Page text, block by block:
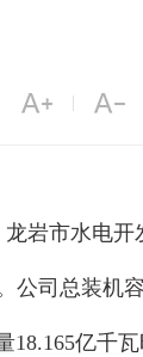
岩市水电开
公司总装机
亿千瓦